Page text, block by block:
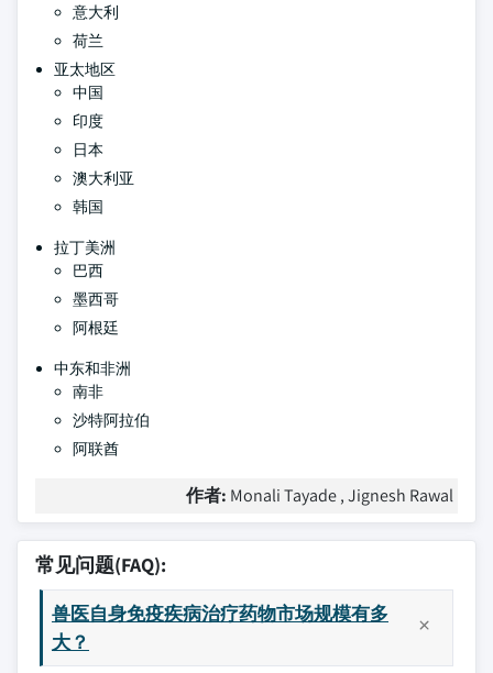
意大利
荷兰
亚太地区
中国
印度
日本
澳大利亚
韩国
拉丁美洲
巴西
墨西哥
阿根廷
中东和非洲
南非
沙特阿拉伯
阿联酋
作者: Monali Tayade , Jignesh Rawal
常见问题(FAQ):
兽医自身免疫疾病治疗药物市场规模有多
大？